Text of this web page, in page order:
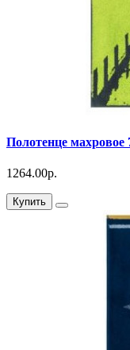
Полотенце махровое
1264.00р.
Купить